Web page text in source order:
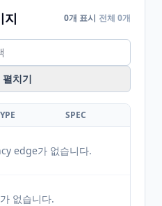
지 0개 표시 전체 0개
펼치기
SPEC
edge가 없습니다.
없습니다.